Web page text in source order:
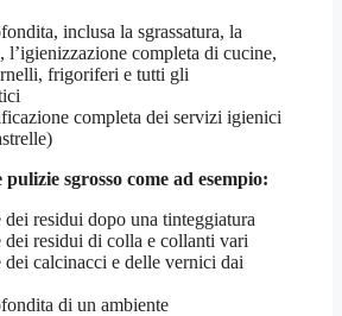
inclusa la sgrassatura, la
l’igienizzazione completa di cucine,
frigoriferi e tutti gli
completa dei servizi igienici
sgrosso come ad esempio:
residui dopo una tinteggiatura
residui di colla e collanti vari
calcinacci e delle vernici dai
di un ambiente